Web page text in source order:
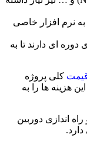
به نرم افزار خاصی
دوره ای دارند تا به
کلی پروژه
هزینه ها را به
اندازی دوربین